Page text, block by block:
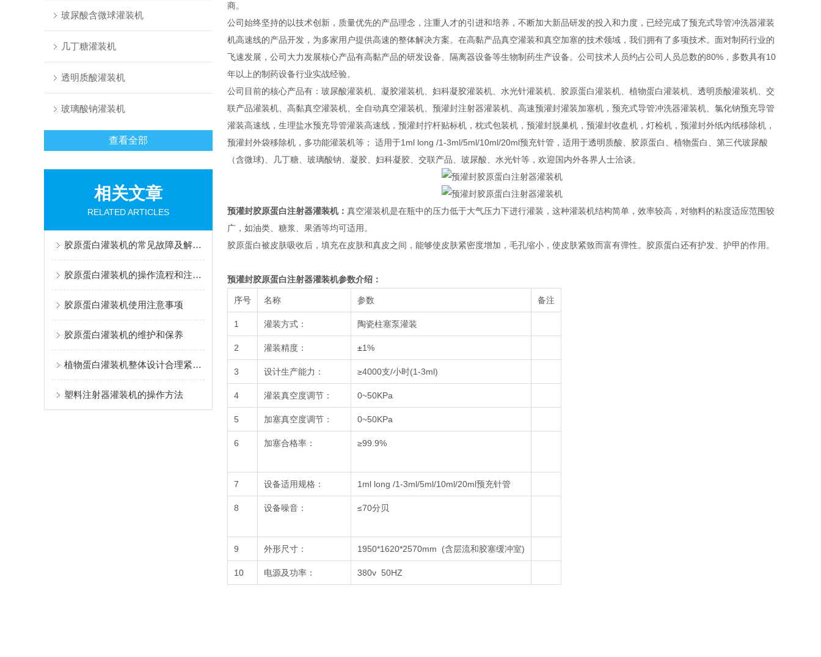
玻尿酸含微球灌装机
几丁糖灌装机
透明质酸灌装机
玻璃酸钠灌装机
查看全部
相关文章
RELATED ARTICLES
胶原蛋白灌装机的常见故障及解决办法有哪些？
胶原蛋白灌装机的操作流程和注意事项
胶原蛋白灌装机使用注意事项
胶原蛋白灌装机的维护和保养
植物蛋白灌装机整体设计合理紧凑，占地面积小
塑料注射器灌装机的操作方法
商。
公司始终坚持的以技术创新，质量优先的产品理念，注重人才的引进和培养，不断加大新品研发的投入和力度，已经完成了预充式导管冲洗器灌装
机高速线的产品开发，为多家用户提供高速的整体解决方案。在高黏产品真空灌装和真空加塞的技术领域，我们拥有了多项技术。面对制药行业的
飞速发展，公司大力发展核心产品有高黏产品的研发设备、隔离器设备等生物制药生产设备。公司技术人员约占公司人员总数的80%，多数具有10
年以上的制药设备行业实战经验。
公司目前的核心产品有：玻尿酸灌装机、凝胶灌装机、妇科凝胶灌装机、水光针灌装机、胶原蛋白灌装机、植物蛋白灌装机、透明质酸灌装机、交
联产品灌装机、高黏真空灌装机、全自动真空灌装机、预灌封注射器灌装机、高速预灌封灌装加塞机，预充式导管冲洗器灌装机、氯化钠预充导管
灌装高速线，生理盐水预充导管灌装高速线，预灌封拧杆贴标机，枕式包装机，预灌封脱巢机，预灌封收盘机，灯检机，预灌封外纸內纸移除机，
预灌封外袋移除机，多功能灌装机等； 适用于1ml long /1-3ml/5ml/10ml/20ml预充针管，适用于透明质酸、胶原蛋白、植物蛋白、第三代玻尿酸
（含微球)、几丁糖、玻璃酸钠、凝胶、妇科凝胶、交联产品、玻尿酸、水光针等，欢迎国内外各界人士洽谈。
预灌封胶原蛋白注射器灌装机： 真空灌装机是在瓶中的压力低于大气压力下进行灌装，这种灌装机结构简单，效率较高，对物料的粘度适应范围较
广，如油类、糖浆、果酒等均可适用。
胶原蛋白被皮肤吸收后，填充在皮肤和真皮之间，能够使皮肤紧密度增加，毛孔缩小，使皮肤紧致而富有弹性。胶原蛋白还有护发、护甲的作用。
预灌封胶原蛋白注射器灌装机参数介绍：
序号 名称 参数 备注
1 灌装方式： 陶瓷柱塞泵灌装
2 灌装精度： ±1%
3 设计生产能力： ≥4000支/小时(1-3ml)
4 灌装真空度调节： 0~50KPa
5 加塞真空度调节： 0~50KPa
6 加塞合格率： ≥99.9%
7 设备适用规格： 1ml long /1-3ml/5ml/10ml/20ml预充针管
8 设备噪音： ≤70分贝
9 外形尺寸： 1950*1620*2570mm (含层流和胶塞缓冲室)
10 电源及功率： 380v 50HZ